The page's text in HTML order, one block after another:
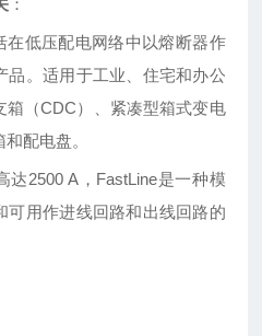
：
低压配电网络中以熔断器作
品。适用于工业、住宅和办公
箱（CDC）、紧凑型箱式变电
配电盘。
2500 A，FastLine是一种模
可用作进线回路和出线回路的